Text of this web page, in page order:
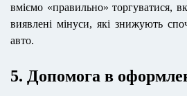
вміємо «правильно» торгуватися,
виявлені мінуси, які знижують
авто.
5. Допомога в